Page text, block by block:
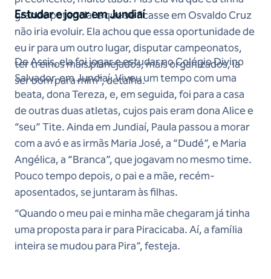
grande potencial e que se ficasse em Osvaldo Cruz
não iria evoluir. Ela achou que essa oportunidade de
eu ir para um outro lugar, disputar campeonatos,
ter treinos mais planejados, mais organizados, ia
ser bom para mim”, detalha.
Estudar e jogar em Jundiaí
De Assis, ela foi jogar e estudar no Colégio Divino
Salvador, em Jundiaí. Viveu um tempo com uma
beata, dona Tereza, e, em seguida, foi para a casa
de outras duas atletas, cujos pais eram dona Alice e
“seu” Tite. Ainda em Jundiaí, Paula passou a morar
com a avó e as irmãs Maria José, a “Dudé”, e Maria
Angélica, a “Branca”, que jogavam no mesmo time.
Pouco tempo depois, o pai e a mãe, recém-
aposentados, se juntaram às filhas.
“Quando o meu pai e minha mãe chegaram já tinha
uma proposta para ir para Piracicaba. Aí, a família
inteira se mudou para Pira”, festeja.